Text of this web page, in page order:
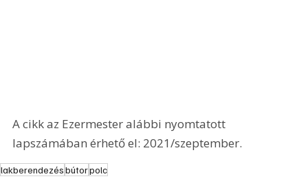
A cikk az Ezermester alábbi nyomtatott
lapszámában érhető el: 2021/szeptember.
lakberendezésbútorpolc